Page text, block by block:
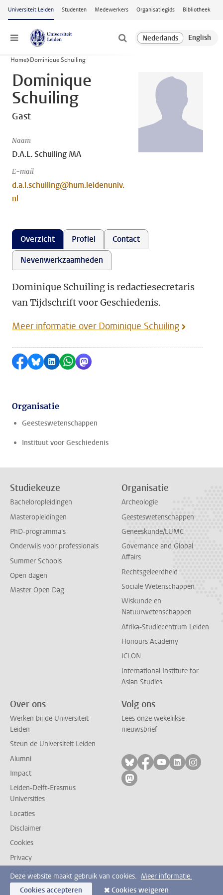
Ga naar hoofdinhoud
Universiteit Leiden Studenten Medewerkers Organisatiegids Bibliotheek
Menu
Home Dominique Schuiling
Dominique
Schuiling
Gast
Naam
D.A.L. Schuiling MA
E-mail
d.a.l.schuiling@hum.leidenuniv.
nl
Overzicht Profiel
Contact
Nevenwerkzaamheden
Dominique Schuiling is redactiesecretaris
van Tijdschrift voor Geschiedenis.
Meer informatie over Dominique Schuiling
Delen op Facebook
Delen via Bluesky
Delen op LinkedIn
Delen via WhatsApp
Delen via Mastodon
Organisatie
Geesteswetenschappen
Instituut voor Geschiedenis
Studiekeuze
Bacheloropleidingen
Masteropleidingen
PhD-programma's
Onderwijs voor professionals
Summer Schools
Open dagen
Master Open Dag
Organisatie
Archeologie
Geesteswetenschappen
Geneeskunde/LUMC
Governance and Global
Affairs
Rechtsgeleerdheid
Sociale Wetenschappen
Wiskunde en
Natuurwetenschappen
Afrika-Studiecentrum Leiden
Honours Academy
ICLON
International Institute for
Asian Studies
Over ons
Werken bij de Universiteit
Leiden
Steun de Universiteit Leiden
Alumni
Impact
Leiden-Delft-Erasmus
Universities
Locaties
Disclaimer
Cookies
Privacy
Contact
Volg ons
Lees onze wekelijkse
nieuwsbrief
Volg ons op bluesky
Volg ons op
Volg ons op
Volg ons
Volg
Volg ons op mastodon
Deze website maakt gebruik van cookies. Meer informatie.
Cookies accepteren
Cookies weigeren